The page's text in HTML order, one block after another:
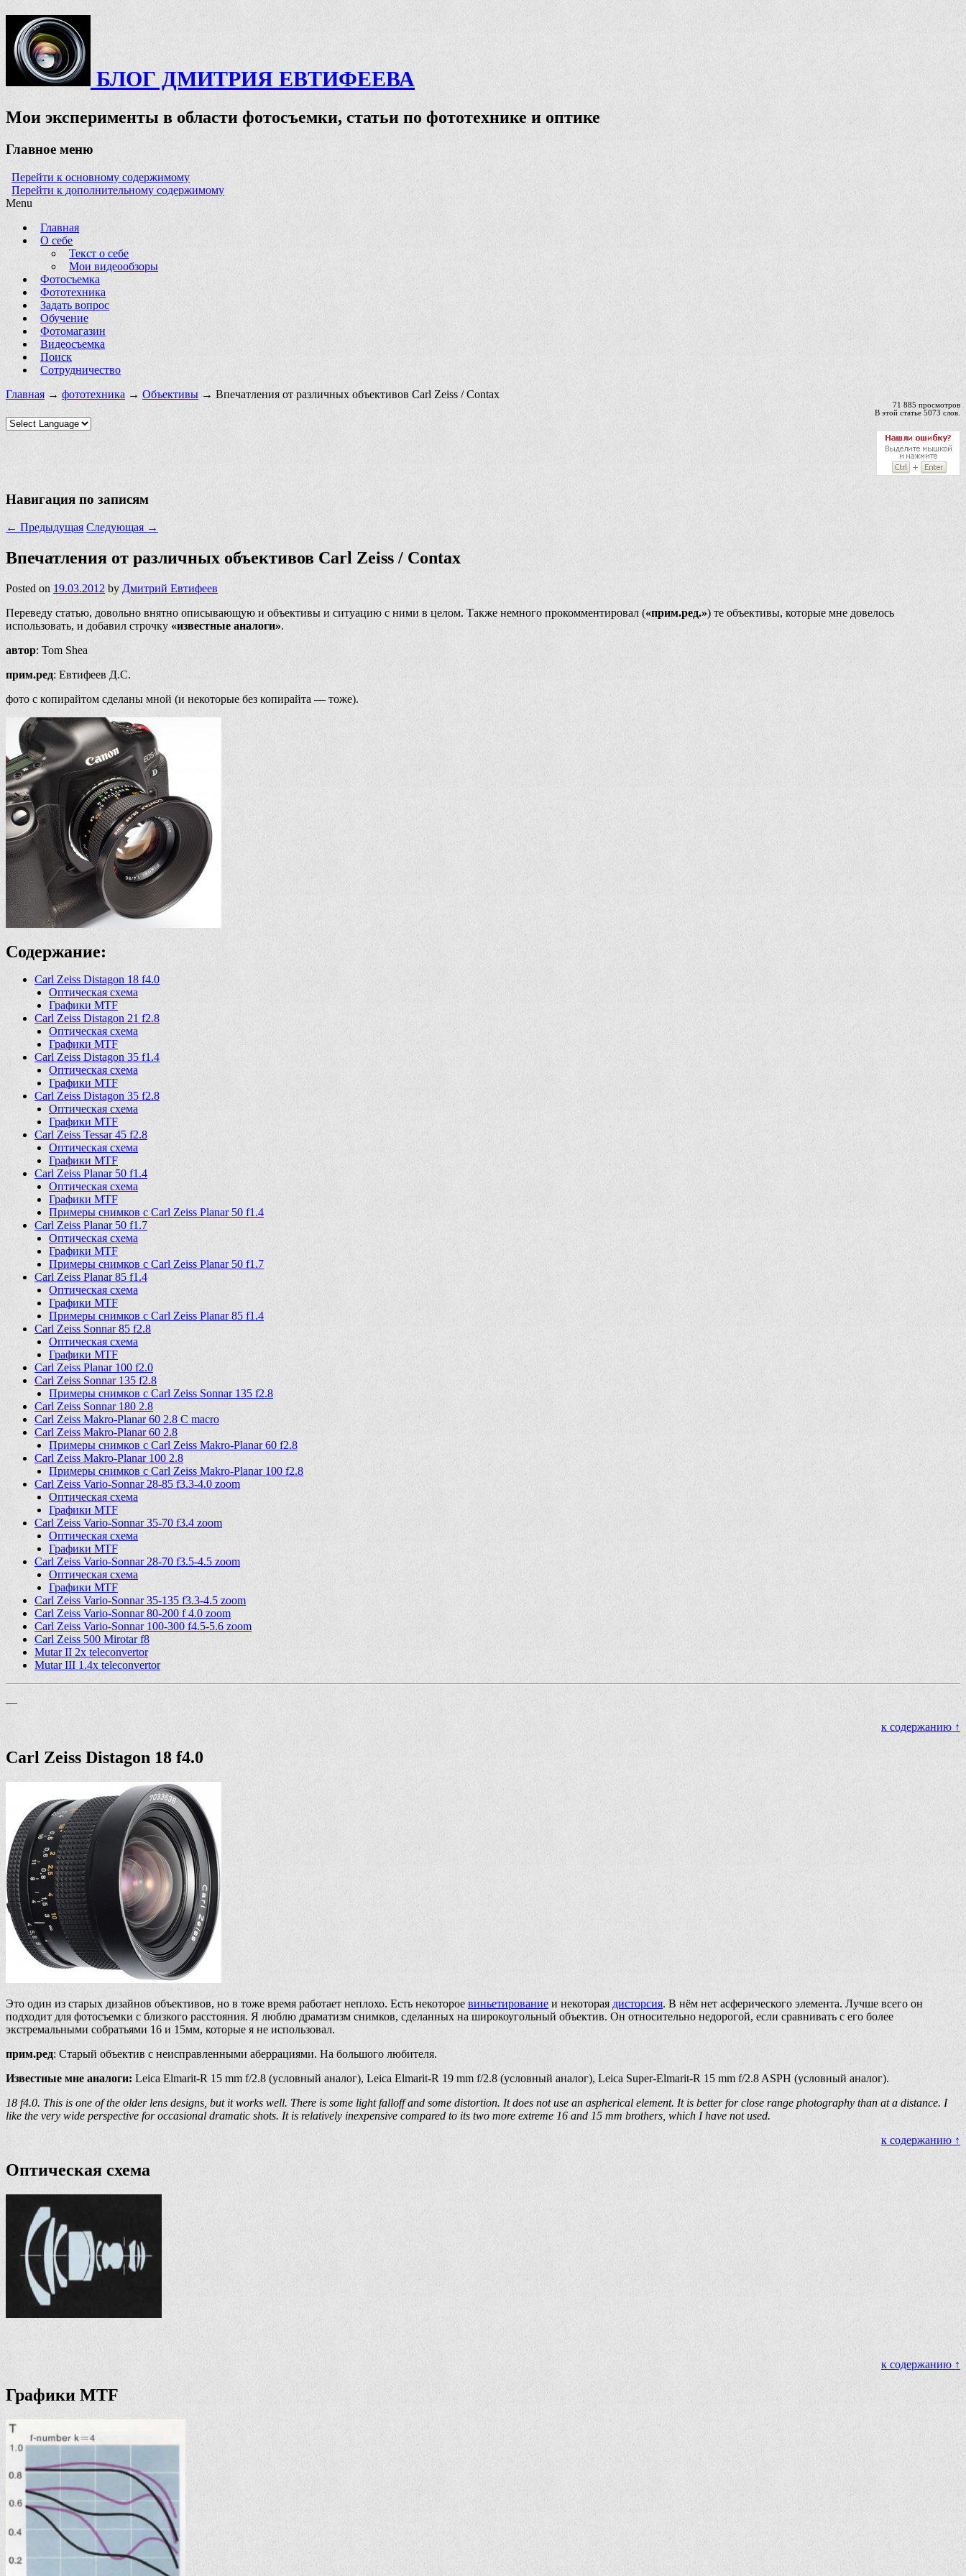
БЛОГ ДМИТРИЯ ЕВТИФЕЕВА
Мои эксперименты в области фотосъемки, статьи по фототехнике и оптике
Главное меню
Перейти к основному содержимому
Перейти к дополнительному содержимому
Menu
Главная
О себе
Текст о себе
Мои видеообзоры
Фотосъемка
Фототехника
Задать вопрос
Обучение
Фотомагазин
Видеосъемка
Поиск
Сотрудничество
Главная → фототехника → Объективы → Впечатления от различных объективов Carl Zeiss / Contax
71 885 просмотров
В этой статье 5073 слов.
Навигация по записям
← Предыдущая Следующая →
Впечатления от различных объективов Carl Zeiss / Contax
Posted on 19.03.2012 by Дмитрий Евтифеев
Переведу статью, довольно внятно описывающую и объективы и ситуацию с ними в целом. Также немного прокомментировал («прим.ред.») те объективы, которые мне довелось
использовать, и добавил строчку «известные аналоги».
автор: Tom Shea
прим.ред: Евтифеев Д.С.
фото с копирайтом сделаны мной (и некоторые без копирайта — тоже).
Содержание:
Carl Zeiss Distagon 18 f4.0
Оптическая схема
Графики MTF
Carl Zeiss Distagon 21 f2.8
Оптическая схема
Графики MTF
Carl Zeiss Distagon 35 f1.4
Оптическая схема
Графики MTF
Carl Zeiss Distagon 35 f2.8
Оптическая схема
Графики MTF
Carl Zeiss Tessar 45 f2.8
Оптическая схема
Графики MTF
Carl Zeiss Planar 50 f1.4
Оптическая схема
Графики MTF
Примеры снимков с Carl Zeiss Planar 50 f1.4
Carl Zeiss Planar 50 f1.7
Оптическая схема
Графики MTF
Примеры снимков с Carl Zeiss Planar 50 f1.7
Carl Zeiss Planar 85 f1.4
Оптическая схема
Графики MTF
Примеры снимков с Carl Zeiss Planar 85 f1.4
Carl Zeiss Sonnar 85 f2.8
Оптическая схема
Графики MTF
Carl Zeiss Planar 100 f2.0
Carl Zeiss Sonnar 135 f2.8
Примеры снимков с Carl Zeiss Sonnar 135 f2.8
Carl Zeiss Sonnar 180 2.8
Carl Zeiss Makro-Planar 60 2.8 C macro
Carl Zeiss Makro-Planar 60 2.8
Примеры снимков с Carl Zeiss Makro-Planar 60 f2.8
Carl Zeiss Makro-Planar 100 2.8
Примеры снимков с Carl Zeiss Makro-Planar 100 f2.8
Carl Zeiss Vario-Sonnar 28-85 f3.3-4.0 zoom
Оптическая схема
Графики MTF
Carl Zeiss Vario-Sonnar 35-70 f3.4 zoom
Оптическая схема
Графики MTF
Carl Zeiss Vario-Sonnar 28-70 f3.5-4.5 zoom
Оптическая схема
Графики MTF
Carl Zeiss Vario-Sonnar 35-135 f3.3-4.5 zoom
Carl Zeiss Vario-Sonnar 80-200 f 4.0 zoom
Carl Zeiss Vario-Sonnar 100-300 f4.5-5.6 zoom
Carl Zeiss 500 Mirotar f8
Mutar II 2x teleconvertor
Mutar III 1.4x teleconvertor
—
к содержанию ↑
Carl Zeiss Distagon 18 f4.0
Это один из старых дизайнов объективов, но в тоже время работает неплохо. Есть некоторое виньетирование и некоторая дисторсия. В нём нет асферического элемента. Лучше всего он
подходит для фотосъемки с близкого расстояния. Я люблю драматизм снимков, сделанных на широкоугольный объектив. Он относительно недорогой, если сравнивать с его более
экстремальными собратьями 16 и 15мм, которые я не использовал.
прим.ред: Старый объектив с неисправленными аберрациями. На большого любителя.
Известные мне аналоги: Leica Elmarit-R 15 mm f/2.8 (условный аналог), Leica Elmarit-R 19 mm f/2.8 (условный аналог), Leica Super-Elmarit-R 15 mm f/2.8 ASPH (условный аналог).
18 f4.0. This is one of the older lens designs, but it works well. There is some light falloff and some distortion. It does not use an aspherical element. It is better for close range photography than at a distance. I
like the very wide perspective for occasional dramatic shots. It is relatively inexpensive compared to its two more extreme 16 and 15 mm brothers, which I have not used.
к содержанию ↑
Оптическая схема
к содержанию ↑
Графики MTF